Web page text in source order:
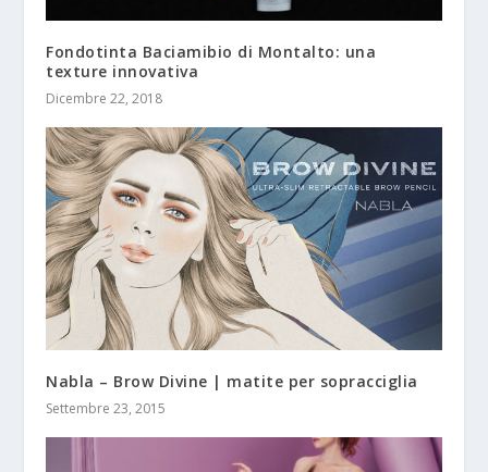
Fondotinta Baciamibio di Montalto: una
texture innovativa
Dicembre 22, 2018
Nabla – Brow Divine | matite per sopracciglia
Settembre 23, 2015